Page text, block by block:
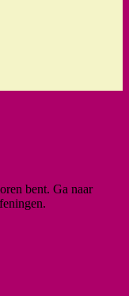
bent. Ga naar